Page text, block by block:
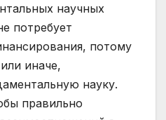
научных
потребует
потому
иначе,
науку.
правильно